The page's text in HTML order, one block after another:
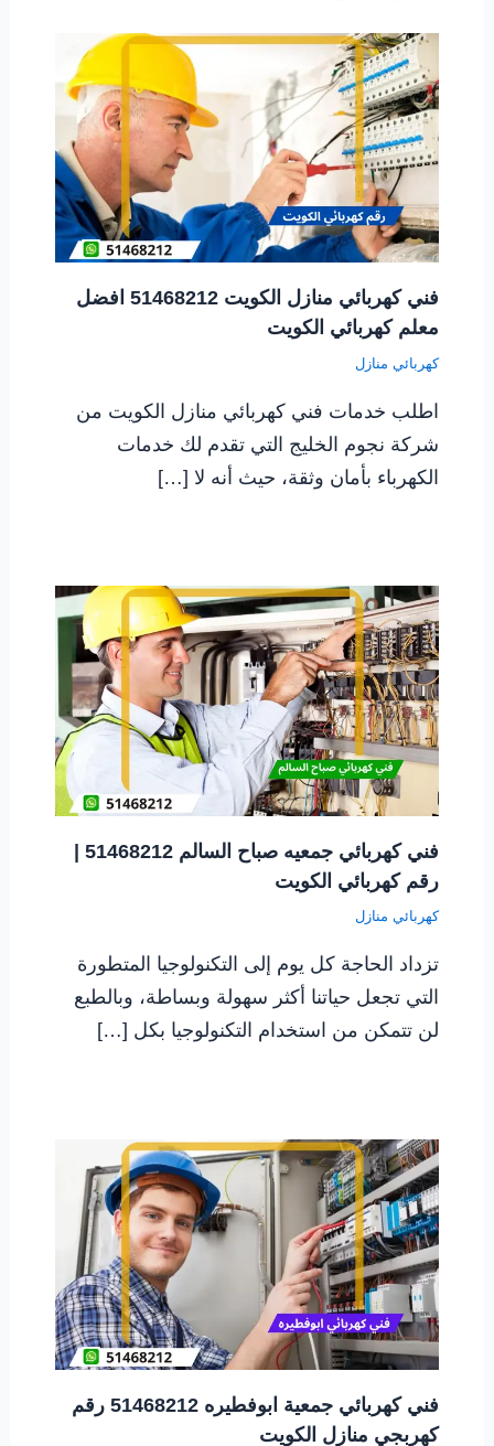
فني كهربائي منازل الكويت 51468212 افضل
معلم كهربائي الكويت
كهربائي منازل
اطلب خدمات فني كهربائي منازل الكويت من
شركة نجوم الخليج التي تقدم لك خدمات
الكهرباء بأمان وثقة، حيث أنه لا […]
فني كهربائي جمعيه صباح السالم 51468212 |
رقم كهربائي الكويت
كهربائي منازل
تزداد الحاجة كل يوم إلى التكنولوجيا المتطورة
التي تجعل حياتنا أكثر سهولة وبساطة، وبالطبع
لن تتمكن من استخدام التكنولوجيا بكل […]
فني كهربائي جمعية ابوفطيره 51468212 رقم
كهربجي منازل الكويت